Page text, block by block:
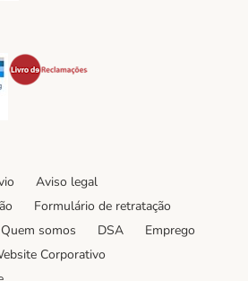
Security
Aviso legal
Formulário de retratação
Quem somos DSA
Emprego
Corporativo